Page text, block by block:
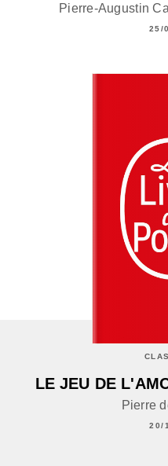
Pierre-Augustin
25/
LE JEU DE
Pierre
20/